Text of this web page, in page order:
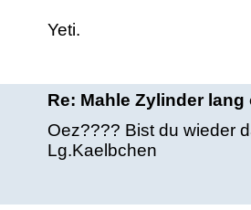
Yeti.
Re: Mahle Zylinder
Oez???? Bist du wieder
Lg.Kaelbchen